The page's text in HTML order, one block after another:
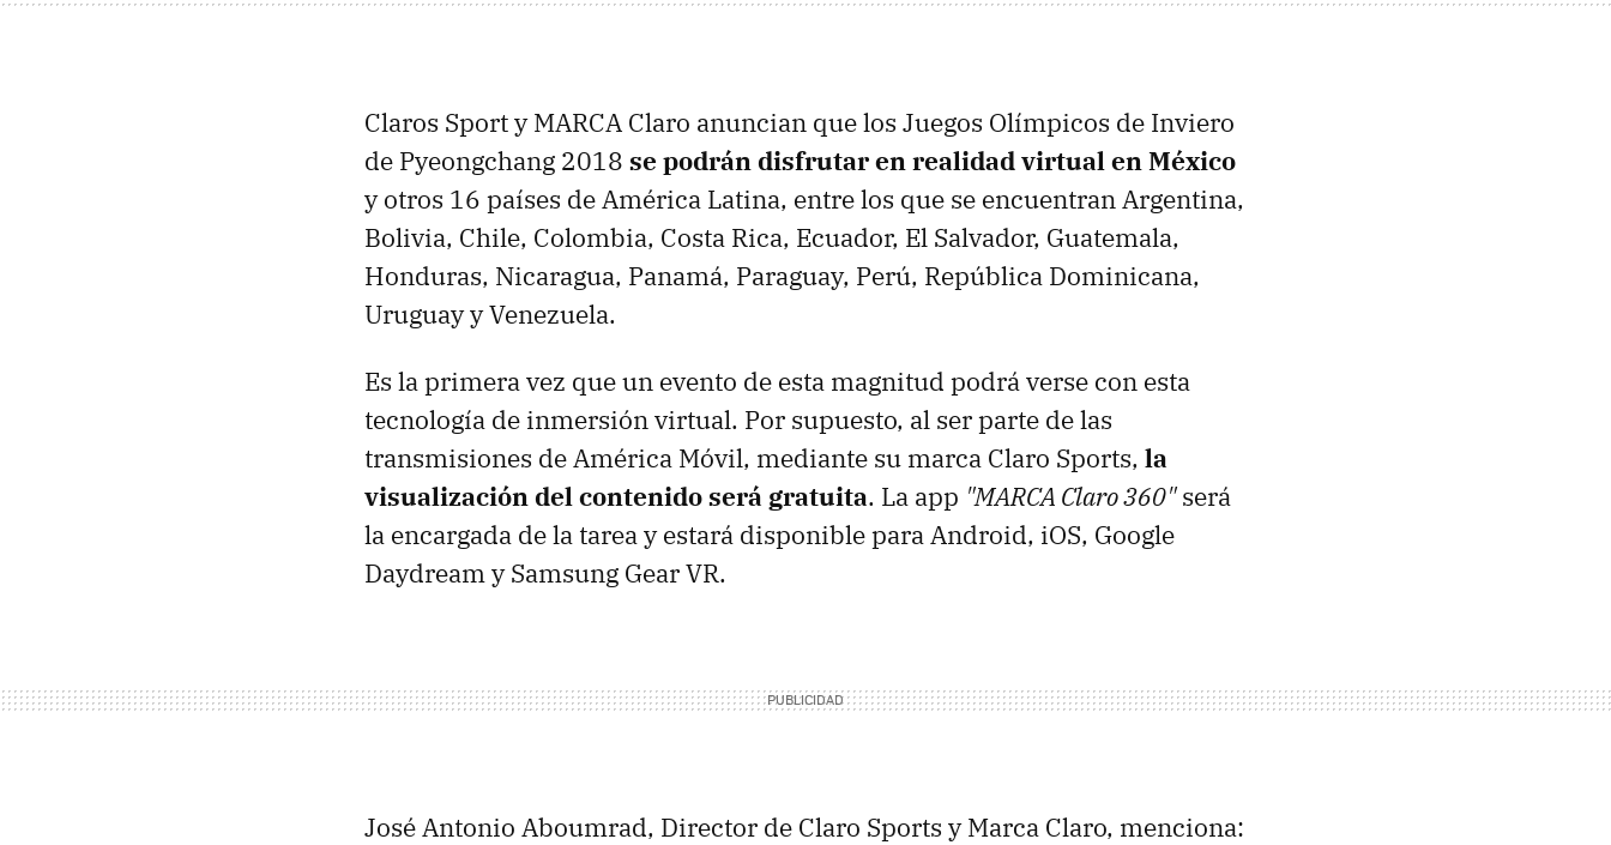
Claros Sport y MARCA Claro anuncian que los Juegos Olímpicos de Inviero
de Pyeongchang 2018 se podrán disfrutar en realidad virtual en México
y otros 16 países de América Latina, entre los que se encuentran Argentina,
Bolivia, Chile, Colombia, Costa Rica, Ecuador, El Salvador, Guatemala,
Honduras, Nicaragua, Panamá, Paraguay, Perú, República Dominicana,
Uruguay y Venezuela.
Es la primera vez que un evento de esta magnitud podrá verse con esta
tecnología de inmersión virtual. Por supuesto, al ser parte de las
transmisiones de América Móvil, mediante su marca Claro Sports, la
visualización del contenido será gratuita. La app "MARCA Claro 360"será
la encargada de la tarea y estará disponible para Android, iOS, Google
Daydream y Samsung Gear VR.
José Antonio Aboumrad, Director de Claro Sports y Marca Claro, menciona: